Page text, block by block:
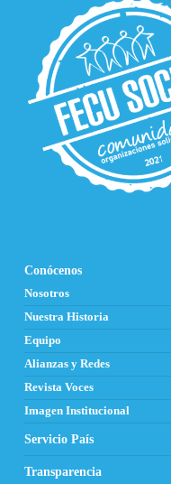
Conócenos
Nosotros
Nuestra Historia
Equipo
Alianzas y Redes
Revista Voces
Imagen Institucional
Servicio País
Transparencia